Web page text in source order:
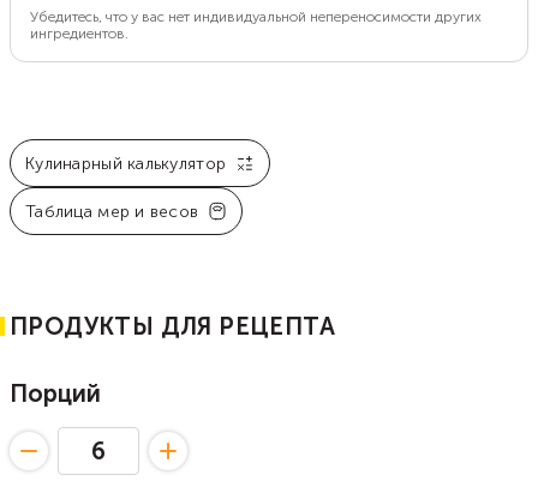
Убедитесь, что у вас нет индивидуальной непереносимости других
ингредиентов.
Кулинарный калькулятор
Таблица мер и весов
ПРОДУКТЫ ДЛЯ РЕЦЕПТА
Порций